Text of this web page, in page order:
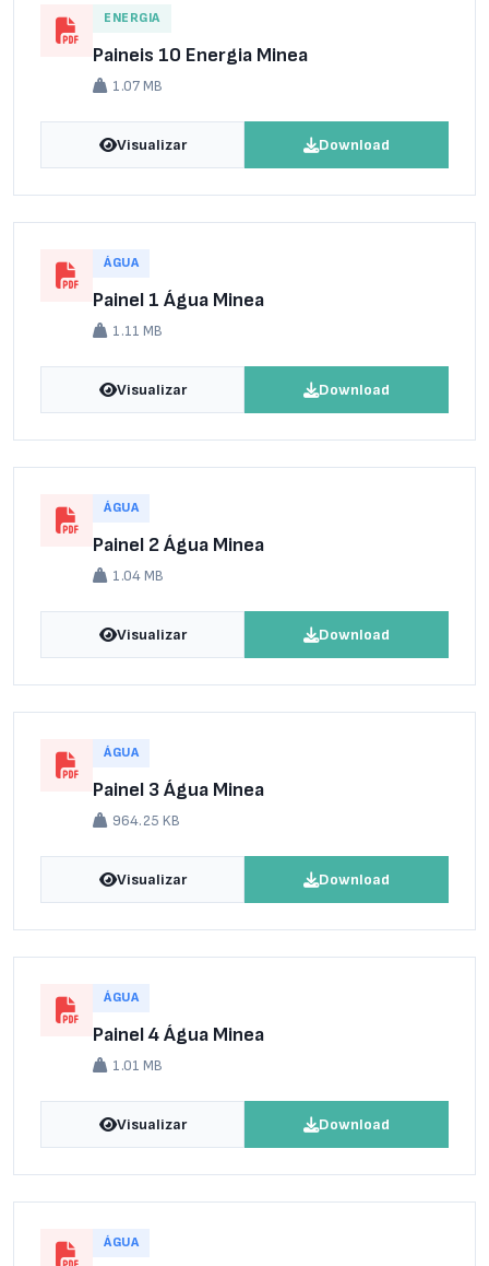
ENERGIA
Paineis 10 Energia Minea
1.07 MB
Visualizar Download
ÁGUA
Painel 1 Água Minea
1.11 MB
Visualizar Download
ÁGUA
Painel 2 Água Minea
1.04 MB
Visualizar Download
ÁGUA
Painel 3 Água Minea
964.25 KB
Visualizar Download
ÁGUA
Painel 4 Água Minea
1.01 MB
Visualizar Download
ÁGUA